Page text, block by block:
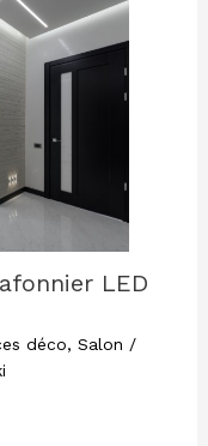
LED
déco, Salon /